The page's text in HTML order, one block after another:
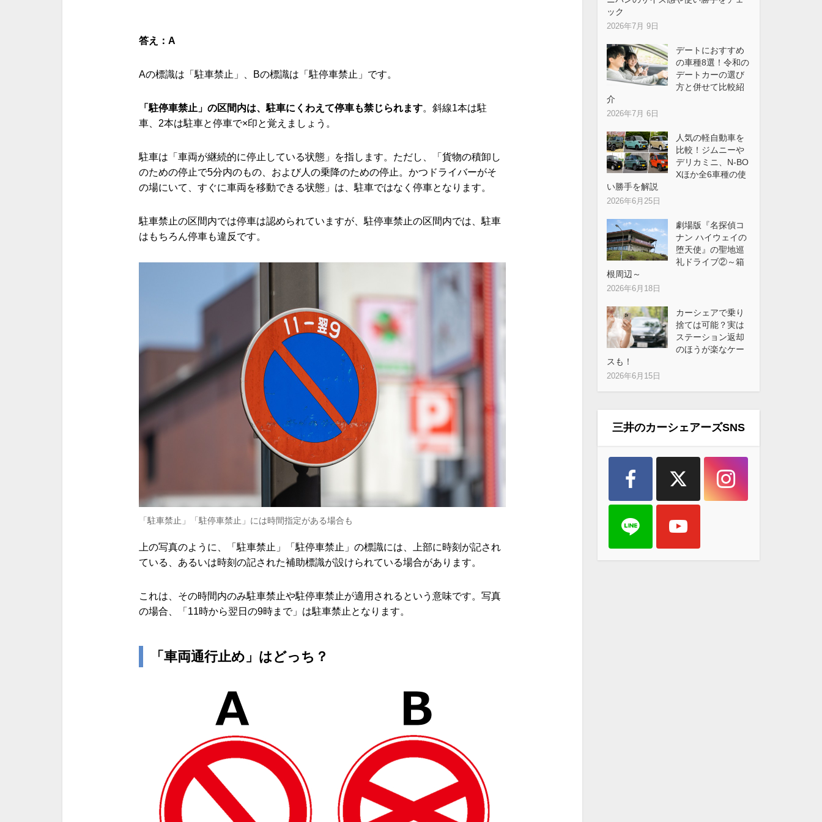
答え：A
Aの標識は「駐車禁止」、 Bの標識は「駐停車禁止」です。
「駐停車禁止」の区間内は、駐車にくわえて停車も禁じられます。斜線1本は駐
車、 2本は駐車と停車で×印と覚えましょう。
駐車は「車両が継続的に停止している状態」を指します。ただし、「貨物の積卸し
のための停止で5分内のもの、および人の乗降のための停止。かつドライバーがそ
の場にいて、すぐに車両を移動できる状態」は、駐車ではなく停車となります。
駐車禁止の区間内では停車は認められていますが、駐停車禁止の区間内では、駐車
はもちろん停車も違反です。
「駐車禁止」「駐停車禁止」には時間指定がある場合も
上の写真のように、「駐車禁止」「駐停車禁止」の標識には、上部に時刻が記され
ている、あるいは時刻の記された補助標識が設けられている場合があります。
これは、その時間内のみ駐車禁止や駐停車禁止が適用されるという意味です。写真
の場合、「 11時から翌日の9時まで」は駐車禁止となります。
「車両通行止め」はどっち？
ック
2026年7月 9日
デートにおすすめ
の車種8選！令和の
デートカーの選び
方と併せて比較紹
介
2026年7月 6日
人気の軽自動車を
比較！ジムニーや
デリカミニ、N-BO
Xほか全6車種の使
い勝手を解説
2026年6月25日
劇場版『名探偵コ
ナン ハイウェイの
堕天使』の聖地巡
礼ドライブ②～箱
根周辺～
2026年6月18日
カーシェアで乗り
捨ては可能？実は
ステーション返却
のほうが楽なケー
スも！
2026年6月15日
三井のカーシェアーズSNS